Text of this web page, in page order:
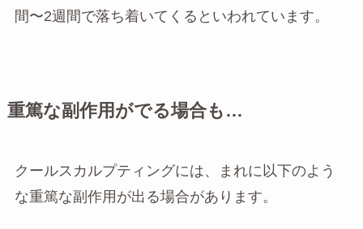
間〜2週間で落ち着いてくるといわれています。
重篤な副作用がでる場合も…
クールスカルプティングには、まれに以下のよう
な重篤な副作用が出る場合があります。